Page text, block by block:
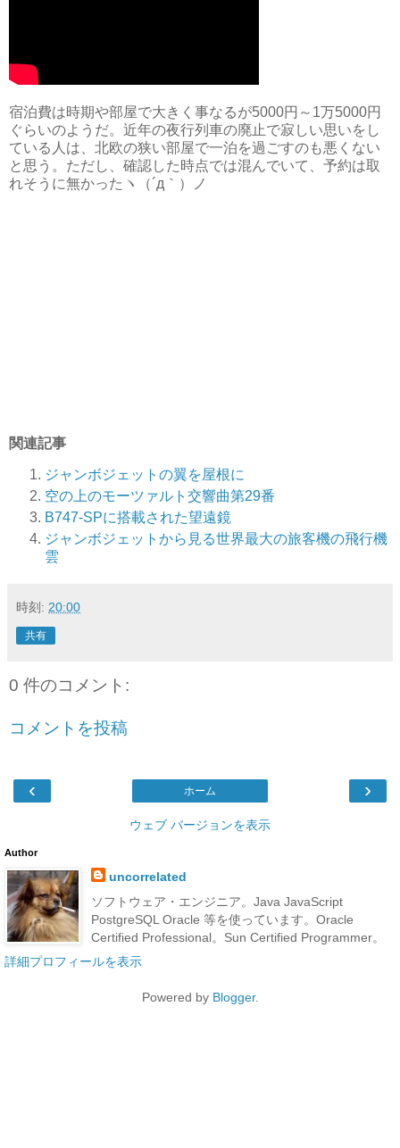
宿泊費は時期や部屋で大きく事なるが5000円～1万5000円
ぐらいのようだ。近年の夜行列車の廃止で寂しい思いをし
ている人は、北欧の狭い部屋で一泊を過ごすのも悪くない
と思う。ただし、確認した時点では混んでいて、予約は取
れそうに無かった ヽ（´д｀）ノ
関連記事
ジャンボジェットの翼を屋根に
空の上のモーツァルト交響曲第29番
B747-SPに搭載された望遠鏡
ジャンボジェットから見る世界最大の旅客機の飛行機
雲
時刻: 20:00
共有
0 件のコメント:
コメントを投稿
‹ ›
ホーム
ウェブ バージョンを表示
Author
uncorrelated
ソフトウェア・エンジニア。Java JavaScript
PostgreSQL Oracle 等を使っています。Oracle
Certified Professional。Sun Certified Programmer。
詳細プロフィールを表示
Powered by Blogger.